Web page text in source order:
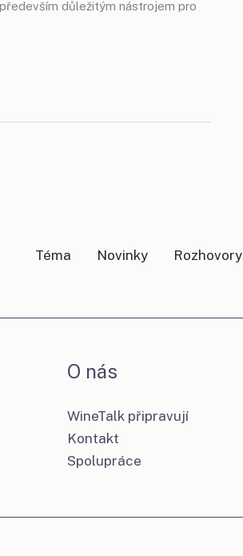
důležitým nástrojem pro
Téma Novinky Rozhovory
O nás
WineTalk připravují
Kontakt
Spolupráce